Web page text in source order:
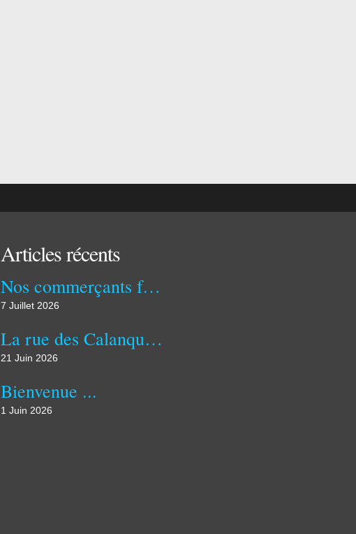
Articles récents
Nos commerçants font la Fête le 10 juillet
7 Juillet 2026
La rue des Calanques en Fête
21 Juin 2026
Bienvenue ...
1 Juin 2026